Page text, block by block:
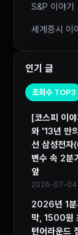
S&P 이야기
세계증시 이
인기 글
조회수 TOP3
[코스피 이
와 '13년 만
선 삼성전
변수 속 2분
앞
2026-07-04
2026년 1분
막, 1500원
턴어라운드